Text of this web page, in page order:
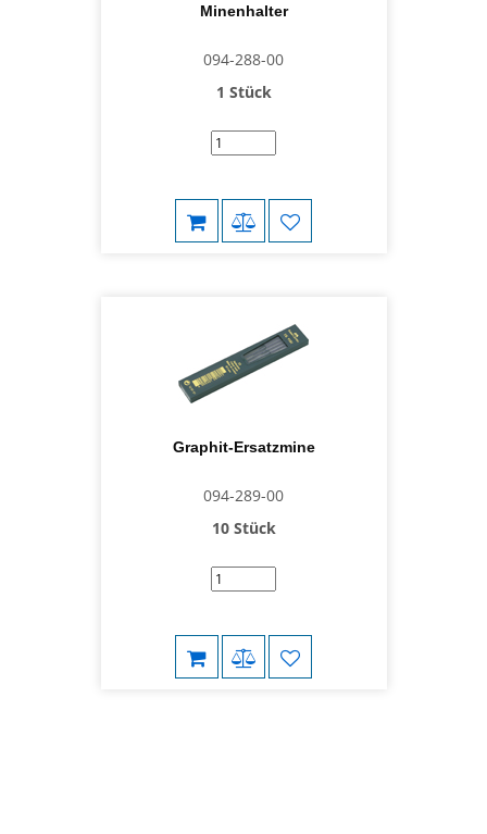
Minenhalter
094-288-00
1 Stück
Graphit-Ersatzmine
094-289-00
10 Stück